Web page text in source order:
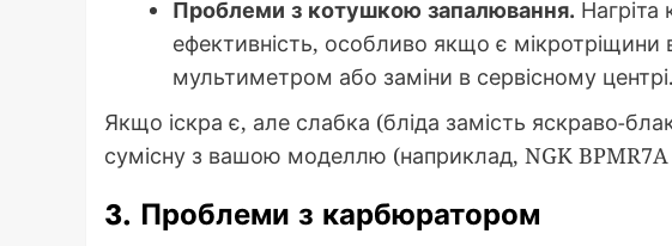
Проблеми з котушкою запалювання.
ефективність, особливо якщо є мікротріщини
мультиметром або заміни в сервісному центрі.
Якщо іскра є, але слабка (бліда замість яскраво-
сумісну з вашою моделлю (наприклад, NGK BPMR7A
3. Проблеми з карбюратором